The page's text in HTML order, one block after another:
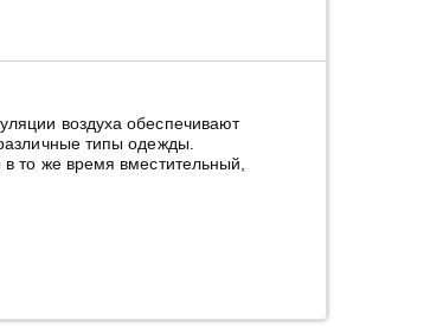
воздуха обеспечивают
типы одежды.
то же время вместительный,